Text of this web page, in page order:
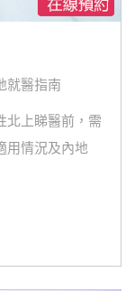
就醫指南
北上睇醫前，需
用情況及內地